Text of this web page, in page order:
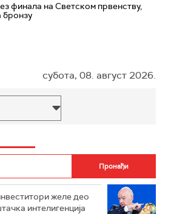
финала на Светском првенству,
бронзу
субота, 08. август 2026.
желе део
интелигенција